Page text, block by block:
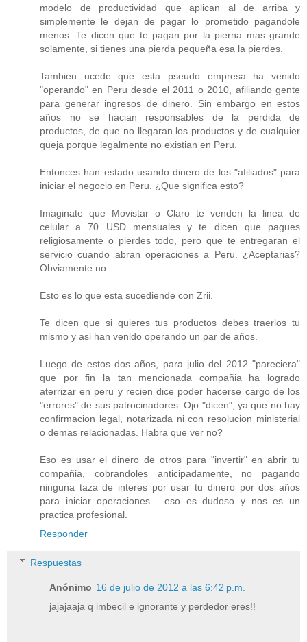
modelo de productividad que aplican al de arriba y
simplemente le dejan de pagar lo prometido pagandole
menos. Te dicen que te pagan por la pierna mas grande
solamente, si tienes una pierda pequeña esa la pierdes.
Tambien ucede que esta pseudo empresa ha venido
"operando" en Peru desde el 2011 o 2010, afiliando gente
para generar ingresos de dinero. Sin embargo en estos
años no se hacian responsables de la perdida de
productos, de que no llegaran los productos y de cualquier
queja porque legalmente no existian en Peru.
Entonces han estado usando dinero de los "afiliados" para
iniciar el negocio en Peru. ¿Que significa esto?
Imaginate que Movistar o Claro te venden la linea de
celular a 70 USD mensuales y te dicen que pagues
religiosamente o pierdes todo, pero que te entregaran el
servicio cuando abran operaciones a Peru. ¿Aceptarias?
Obviamente no.
Esto es lo que esta sucediende con Zrii.
Te dicen que si quieres tus productos debes traerlos tu
mismo y asi han venido operando un par de años.
Luego de estos dos años, para julio del 2012 "pareciera"
que por fin la tan mencionada compañia ha logrado
aterrizar en peru y recien dice poder hacerse cargo de los
"errores" de sus patrocinadores. Ojo "dicen", ya que no hay
confirmacion legal, notarizada ni con resolucion ministerial
o demas relacionadas. Habra que ver no?
Eso es usar el dinero de otros para "invertir" en abrir tu
compañia, cobrandoles anticipadamente, no pagando
ninguna taza de interes por usar tu dinero por dos años
para iniciar operaciones... eso es dudoso y nos es un
practica profesional.
Responder
Respuestas
Anónimo 16 de julio de 2012 a las 6:42 p.m.
jajajaaja q imbecil e ignorante y perdedor eres!!